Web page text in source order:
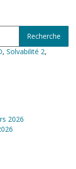
, Solvabilité 2,
2026